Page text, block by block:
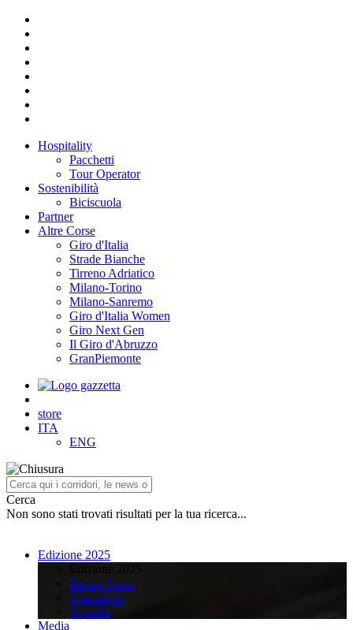
Hospitality
Pacchetti
Tour Operator
Sostenibilità
Biciscuola
Partner
Altre Corse
Giro d'Italia
Strade Bianche
Tirreno Adriatico
Milano-Torino
Milano-Sanremo
Giro d'Italia Women
Giro Next Gen
Il Giro d'Abruzzo
GranPiemonte
store
ITA
ENG
Cerca
Non sono stati trovati risultati per la tua ricerca...
Edizione 2025
Recap Corsa
Classifiche
Squadre
Media